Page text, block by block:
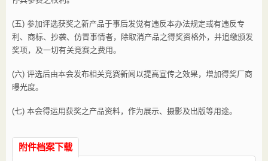
(五) 参加评选获奖之新产品于事后发觉有违反本办法规定或有违反专
利、商标、抄袭、仿冒事情者，除取消产品之得奖资格外，并追缴颁发
奖项，及一切有关竞赛之费用。
(六) 评选后由本会发布相关竞赛新闻以提高宣传之效果，增加得奖厂商
曝光度。
(七) 本会得运用获奖之产品资料，作为展示、摄影及出版等用途。
附件档案下载